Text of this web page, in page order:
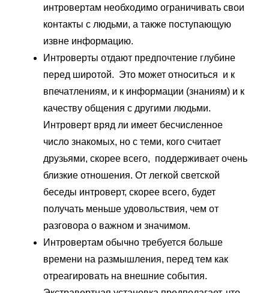
интровертам необходимо ограничивать свои
контакты с людьми, а также поступающую
извне информацию.
Интроверты отдают предпочтение глубине
перед широтой. Это может относиться и к
впечатлениям, и к информации (знаниям) и к
качеству общения с другими людьми.
Интроверт вряд ли имеет бесчисленное
число знакомых, но с теми, кого считает
друзьями, скорее всего, поддерживает очень
близкие отношения. От легкой светской
беседы интроверт, скорее всего, будет
получать меньше удовольствия, чем от
разговора о важном и значимом.
Интровертам обычно требуется больше
времени на размышления, перед тем как
отреагировать на внешние события.